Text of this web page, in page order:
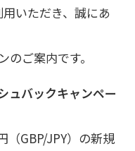
いただき、誠にあ
ご案内です。
バックキャンペー
（GBP/JPY）の新規